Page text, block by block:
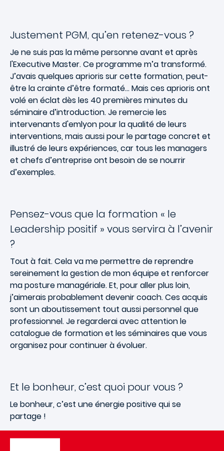
Justement PGM, qu’en retenez-vous ?
Je ne suis pas la même personne avant et après
l'Executive Master. Ce programme m’a transformé.
J’avais quelques aprioris sur cette formation, peut-
être la crainte d’être formaté… Mais ces aprioris ont
volé en éclat dès les 40 premières minutes du
séminaire d’introduction. Je remercie les
intervenants d'emlyon pour la qualité de leurs
interventions, mais aussi pour le partage concret et
illustré de leurs expériences, car tous les managers
et chefs d’entreprise ont besoin de se nourrir
d’exemples.
Pensez-vous que la formation « le
Leadership positif » vous servira à l’avenir
?
Tout à fait. Cela va me permettre de reprendre
sereinement la gestion de mon équipe et renforcer
ma posture managériale. Et, pour aller plus loin,
j’aimerais probablement devenir coach. Ces acquis
sont un aboutissement tout aussi personnel que
professionnel. Je regarderai avec attention le
catalogue de formation et les séminaires que vous
organisez pour continuer à évoluer.
Et le bonheur, c’est quoi pour vous ?
Le bonheur, c’est une énergie positive qui se
partage !